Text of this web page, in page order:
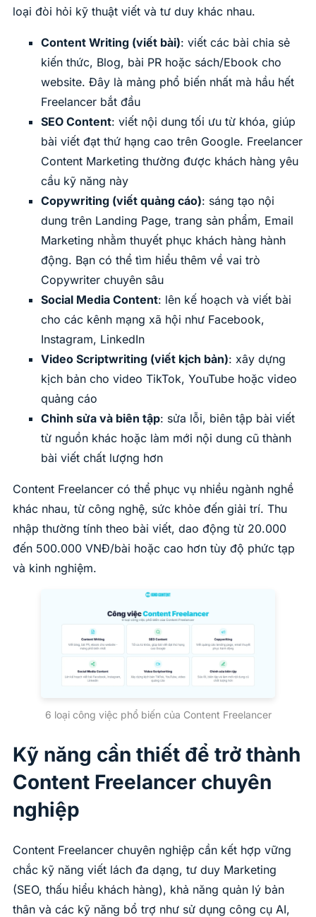
loại đòi hỏi kỹ thuật viết và tư duy khác nhau.
Content Writing (viết bài): viết các bài chia sẻ
kiến thức, Blog, bài PR hoặc sách/Ebook cho
website. Đây là mảng phổ biến nhất mà hầu hết
Freelancer bắt đầu
SEO Content: viết nội dung tối ưu từ khóa, giúp
bài viết đạt thứ hạng cao trên Google. Freelancer
Content Marketing thường được khách hàng yêu
cầu kỹ năng này
Copywriting (viết quảng cáo): sáng tạo nội
dung trên Landing Page, trang sản phẩm, Email
Marketing nhằm thuyết phục khách hàng hành
động. Bạn có thể tìm hiểu thêm về vai trò
Copywriter chuyên sâu
Social Media Content: lên kế hoạch và viết bài
cho các kênh mạng xã hội như Facebook,
Instagram, LinkedIn
Video Scriptwriting (viết kịch bản): xây dựng
kịch bản cho video TikTok, YouTube hoặc video
quảng cáo
Chỉnh sửa và biên tập: sửa lỗi, biên tập bài viết
từ nguồn khác hoặc làm mới nội dung cũ thành
bài viết chất lượng hơn
Content Freelancer có thể phục vụ nhiều ngành nghề
khác nhau, từ công nghệ, sức khỏe đến giải trí. Thu
nhập thường tính theo bài viết, dao động từ 20.000
đến 500.000 VNĐ/bài hoặc cao hơn tùy độ phức tạp
và kinh nghiệm.
6 loại công việc phổ biến của Content Freelancer
Kỹ năng cần thiết để trở thành
Content Freelancer chuyên
nghiệp
Content Freelancer chuyên nghiệp cần kết hợp vững
chắc kỹ năng viết lách đa dạng, tư duy Marketing
(SEO, thấu hiểu khách hàng), khả năng quản lý bản
thân và các kỹ năng bổ trợ như sử dụng công cụ AI,